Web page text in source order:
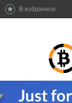
В избранное